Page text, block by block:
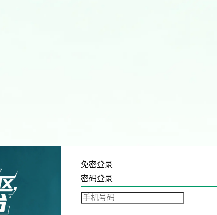
免密登录
密码登录